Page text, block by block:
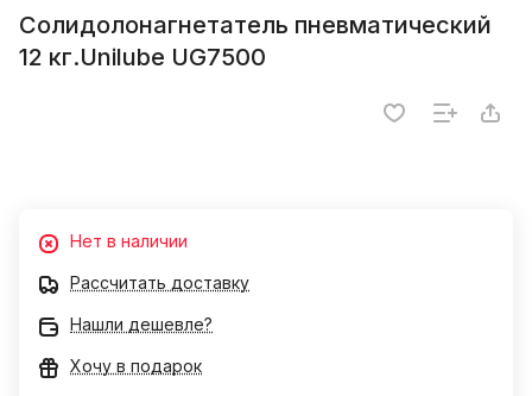
Солидолонагнетатель пневматический
12 кг.Unilube UG7500
Нет в наличии
Рассчитать доставку
Нашли дешевле?
Хочу в подарок